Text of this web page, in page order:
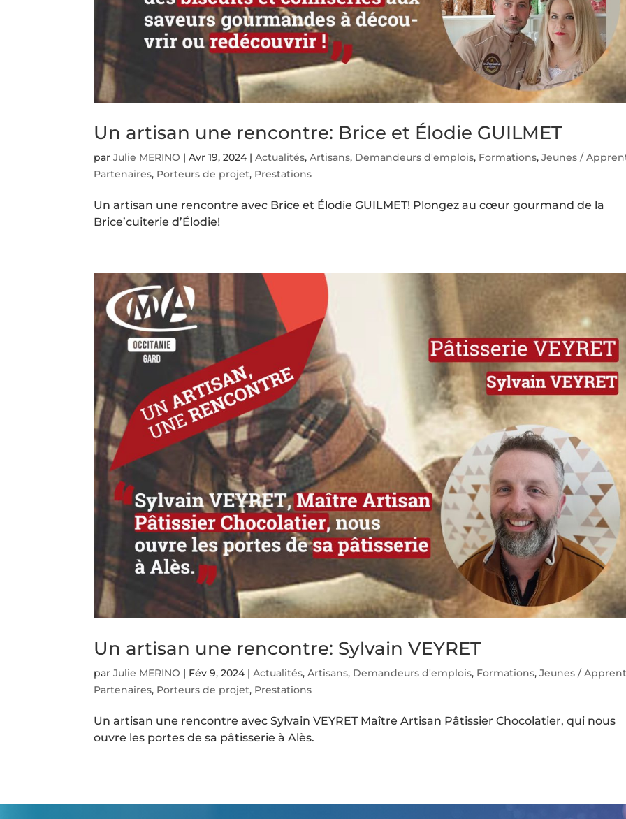
Un artisan une rencontre: Brice et Élodie GUILMET
parJulie MERINO |Avr 19, 2024|Actualités,Artisans, Demandeurs d'emplois, Formations,Jeunes /
Partenaires, Porteurs de projet, Prestations
Un artisan une rencontre avec Brice et Élodie GUILMET! Plongez au cœur gourmand de la
Brice’cuiterie d’Élodie!
Un artisan une rencontre: Sylvain VEYRET
parJulie MERINO | Fév 9, 2024|Actualités,Artisans, Demandeurs d'emplois, Formations,Jeunes /
Partenaires, Porteurs de projet, Prestations
Un artisan une rencontre avec Sylvain VEYRET Maître Artisan Pâtissier Chocolatier, qui nous
ouvre les portes de sa pâtisserie à Alès.